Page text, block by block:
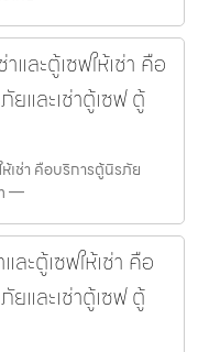
และตู้เซฟให้เช่า คือ
และเช่าตู้เซฟ ตู้
เช่า คือบริการตู้นิรภัย
—
ละตู้เซฟให้เช่า คือ
และเช่าตู้เซฟ ตู้